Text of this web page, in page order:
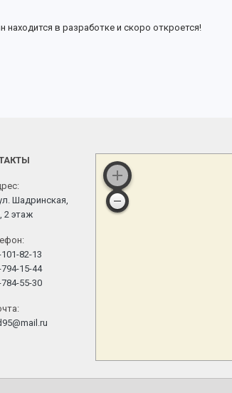
в разработке и скоро откроется!
Шадринская,
2 этаж
82-13
15-44
55-30